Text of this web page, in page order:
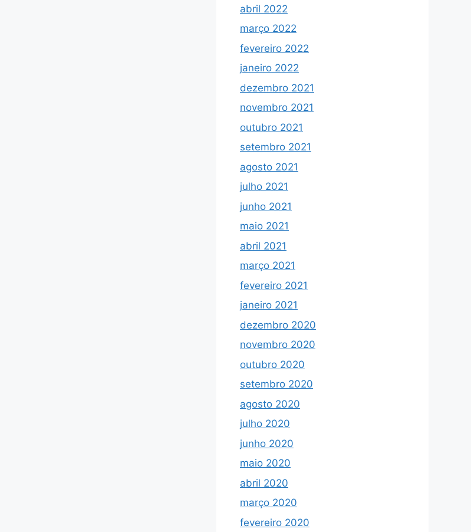
abril 2022
março 2022
fevereiro 2022
janeiro 2022
dezembro 2021
novembro 2021
outubro 2021
setembro 2021
agosto 2021
julho 2021
junho 2021
maio 2021
abril 2021
março 2021
fevereiro 2021
janeiro 2021
dezembro 2020
novembro 2020
outubro 2020
setembro 2020
agosto 2020
julho 2020
junho 2020
maio 2020
abril 2020
março 2020
fevereiro 2020